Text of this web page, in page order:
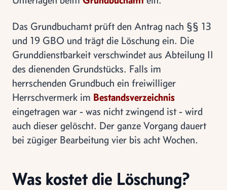
Das Grundbuchamt prüft den Antrag nach §§ 13
und 19 GBO und trägt die Löschung ein. Die
Grunddienstbarkeit verschwindet aus Abteilung II
des dienenden Grundstücks. Falls im
herrschenden Grundbuch ein freiwilliger
Herrschvermerk im Bestandsverzeichnis
eingetragen war - was nicht zwingend ist - wird
auch dieser gelöscht. Der ganze Vorgang dauert
bei zügiger Bearbeitung vier bis acht Wochen.
Was kostet die Löschung?